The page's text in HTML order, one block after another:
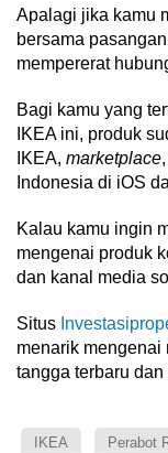
Apalagi jika kamu
bersama
mempererat
Bagi kamu yang
IKEA ini, produk
IKEA, marketplace
Indonesia di iOS
Kalau kamu ingin
mengenai produk
dan kanal media
Situs
menarik mengenai
tangga terbaru dan
IKEA Perabot